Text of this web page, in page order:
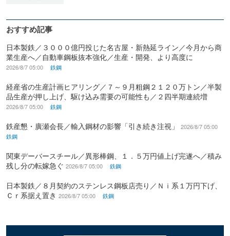
おすすめ記事
日本製鉄／３０００億円投じた名古屋・新熱延ライン／今月から商
業生産へ／自動車鋼板抜本強化／生産・開発、より高度に
2026/8/7 05:00 鉄鋼
経産省の生産計画ヒアリング／７～９月粗鋼２１２０万トン／半製
品生産が押し上げ、駆け込み需要の可能性も／２四半期連続増
2026/8/7 05:00 鉄鋼
鉄産懇・廣瀬会長／輸入鋼材の影響「引き続き注視」
2026/8/7 05:00
鉄鋼
関東デーバースチール／異形棒鋼、１．５万円値上げ完遂へ／積み
残し分の転嫁急ぐ 2026/8/7 05:00 鉄鋼
日本製鉄／８月契約のステンレス鋼板店売り／Ｎｉ系１万円下げ、
Ｃｒ系据え置き 2026/8/7 05:00 鉄鋼